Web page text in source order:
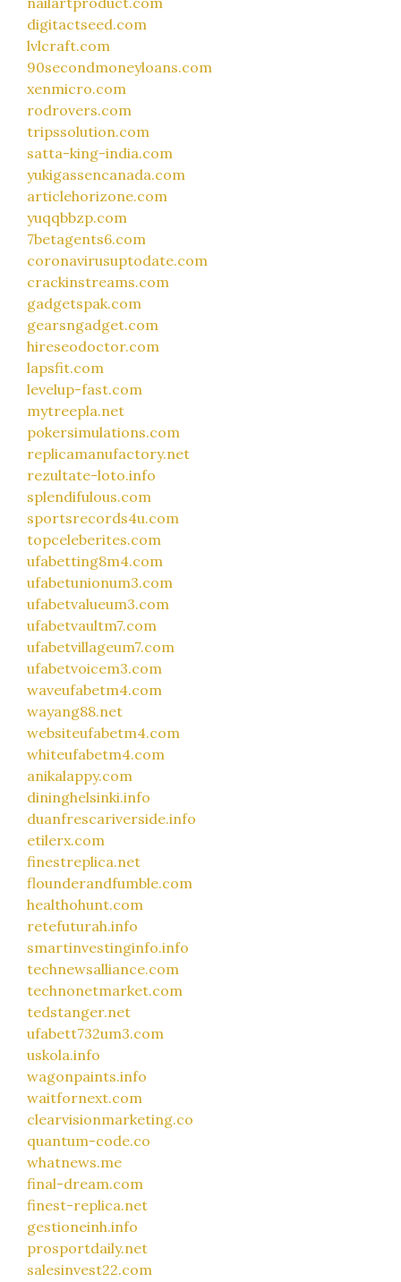
digitactseed.com
lvlcraft.com
90secondmoneyloans.com
xenmicro.com
rodrovers.com
tripssolution.com
satta-king-india.com
yukigassencanada.com
articlehorizone.com
yuqqbbzp.com
7betagents6.com
coronavirusuptodate.com
crackinstreams.com
gadgetspak.com
gearsngadget.com
hireseodoctor.com
lapsfit.com
levelup-fast.com
mytreepla.net
pokersimulations.com
replicamanufactory.net
rezultate-loto.info
splendifulous.com
sportsrecords4u.com
topceleberites.com
ufabetting8m4.com
ufabetunionum3.com
ufabetvalueum3.com
ufabetvaultm7.com
ufabetvillageum7.com
ufabetvoicem3.com
waveufabetm4.com
wayang88.net
websiteufabetm4.com
whiteufabetm4.com
anikalappy.com
dininghelsinki.info
duanfrescariverside.info
etilerx.com
finestreplica.net
flounderandfumble.com
healthohunt.com
retefuturah.info
smartinvestinginfo.info
technewsalliance.com
technonetmarket.com
tedstanger.net
ufabett732um3.com
uskola.info
wagonpaints.info
waitfornext.com
clearvisionmarketing.co
quantum-code.co
whatnews.me
final-dream.com
finest-replica.net
gestioneinh.info
prosportdaily.net
salesinvest22.com